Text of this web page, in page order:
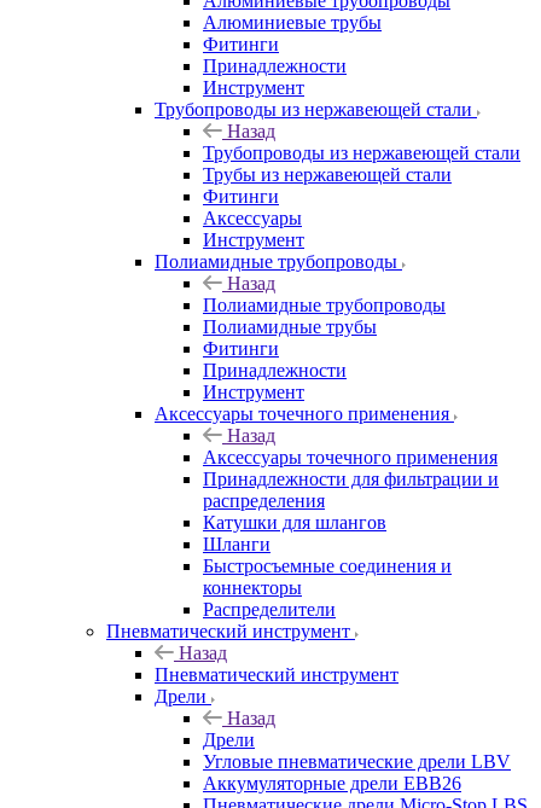
Алюминиевые трубы
Фитинги
Принадлежности
Инструмент
Трубопроводы из нержавеющей стали
Назад
Трубопроводы из нержавеющей стали
Трубы из нержавеющей стали
Фитинги
Аксессуары
Инструмент
Полиамидные трубопроводы
Назад
Полиамидные трубопроводы
Полиамидные трубы
Фитинги
Принадлежности
Инструмент
Аксессуары точечного применения
Назад
Аксессуары точечного применения
Принадлежности для фильтрации и
распределения
Катушки для шлангов
Шланги
Быстросъемные соединения и
коннекторы
Распределители
Пневматический инструмент
Назад
Пневматический инструмент
Дрели
Назад
Дрели
Угловые пневматические дрели LBV
Аккумуляторные дрели EBB26